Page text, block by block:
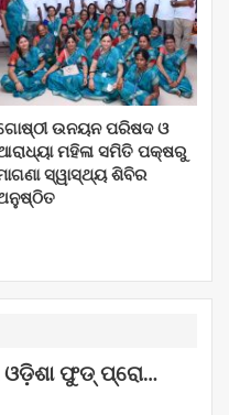
ଉନୟନ ପରିଷଦ ଓ
ମହିଳା ସମିତି ପକ୍ଷରୁ
ସ୍ୱାସ୍ଥ୍ୟ ଶିବିର
ଫୁଡ୍ ପ୍ରୋ…